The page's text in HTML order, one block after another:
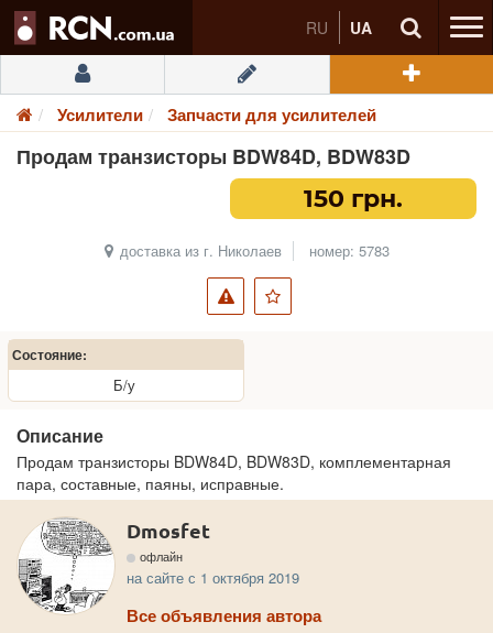
RU UA
Усилители Запчасти для усилителей
Продам транзисторы BDW84D, BDW83D
150 грн.
доставка из г. Николаев номер: 5783
Состояние:
Б/у
Описание
Продам транзисторы BDW84D, BDW83D, комплементарная
пара, составные, паяны, исправные.
Dmosfet
офлайн
на сайте с 1 октября 2019
Все объявления автора